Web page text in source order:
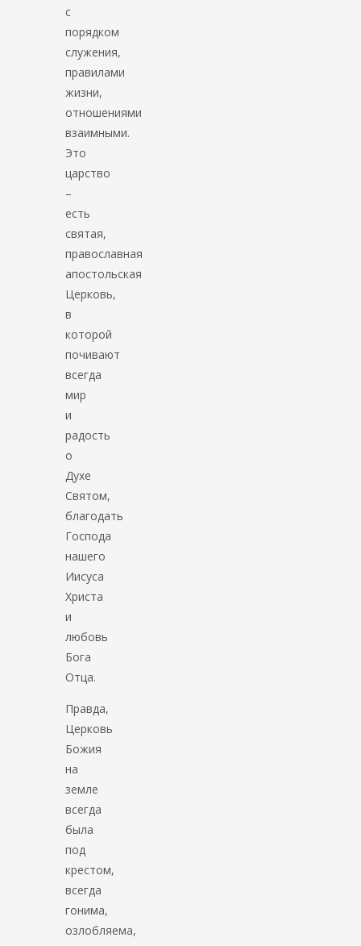
с
порядком
служения,
правилами
жизни,
отношениями
взаимными.
Это
царство
–
есть
святая,
православная
апостольская
Церковь,
в
которой
почивают
всегда
мир
и
радость
о
Духе
Святом,
благодать
Господа
нашего
Иисуса
Христа
и
любовь
Бога
Отца.
Правда,
Церковь
Божия
на
земле
всегда
была
под
крестом,
всегда
гонима,
озлобляема,